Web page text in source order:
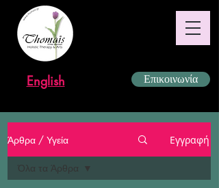
English Επικοινωνία
Άρθρα / Υγεία Εγγραφή
Όλα τα Άρθρα